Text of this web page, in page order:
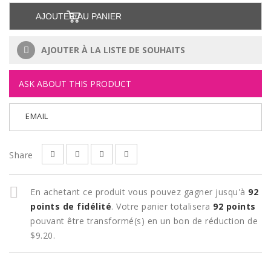
AJOUTER AU PANIER
AJOUTER À LA LISTE DE SOUHAITS
ASK ABOUT THIS PRODUCT
EMAIL
Share
En achetant ce produit vous pouvez gagner jusqu'à 92
points de fidélité. Votre panier totalisera 92 points
pouvant être transformé(s) en un bon de réduction de
$9.20.